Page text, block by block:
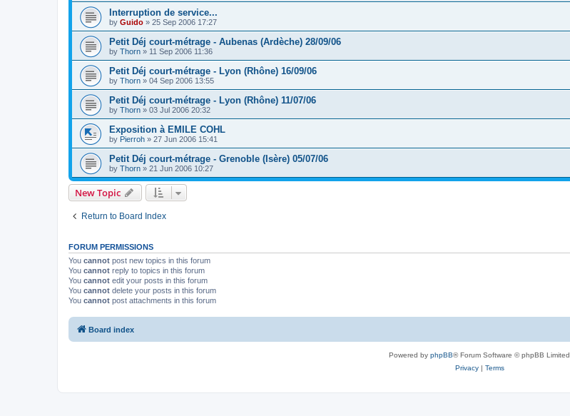
Interruption de service...
by Guido » 25 Sep 2006 17:27
Petit Déj court-métrage - Aubenas (Ardèche) 28/09/06
by Thorn » 11 Sep 2006 11:36
Petit Déj court-métrage - Lyon (Rhône) 16/09/06
by Thorn » 04 Sep 2006 13:55
Petit Déj court-métrage - Lyon (Rhône) 11/07/06
by Thorn » 03 Jul 2006 20:32
Exposition à EMILE COHL
by Pierroh » 27 Jun 2006 15:41
Petit Déj court-métrage - Grenoble (Isère) 05/07/06
by Thorn » 21 Jun 2006 10:27
New Topic
Return to Board Index
FORUM PERMISSIONS
You cannot post new topics in this forum
You cannot reply to topics in this forum
You cannot edit your posts in this forum
You cannot delete your posts in this forum
You cannot post attachments in this forum
Board index
Powered by phpBB® Forum Software © phpBB Limited
Privacy| Terms